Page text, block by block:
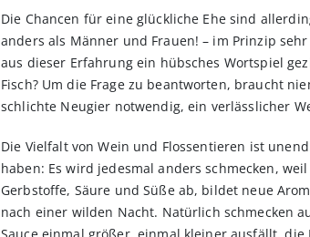
Die Chancen für eine glückliche Ehe sind
anders als Männer und Frauen! – im Prinzip
aus dieser Erfahrung ein hübsches Wortspiel
Fisch? Um die Frage zu beantworten, braucht
schlichte Neugier notwendig, ein verlässlicher
Die Vielfalt von Wein und Flossentieren ist
haben: Es wird jedesmal anders schmecken,
Gerbstoffe, Säure und Süße ab, bildet neue
nach einer wilden Nacht. Natürlich schmecken